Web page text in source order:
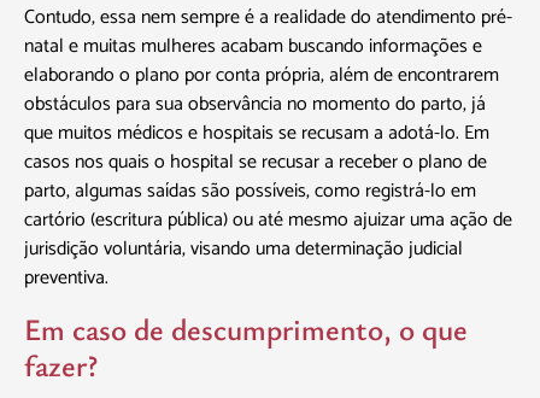
Contudo, essa nem sempre é a realidade do atendimento pré-
natal e muitas mulheres acabam buscando informações e
elaborando o plano por conta própria, além de encontrarem
obstáculos para sua observância no momento do parto, já
que muitos médicos e hospitais se recusam a adotá-lo. Em
casos nos quais o hospital se recusar a receber o plano de
parto, algumas saídas são possíveis, como registrá-lo em
cartório (escritura pública) ou até mesmo ajuizar uma ação de
jurisdição voluntária, visando uma determinação judicial
preventiva.
Em caso de descumprimento, o que
fazer?